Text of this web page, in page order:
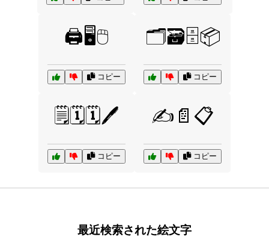
🖨️🖥️🖱️
コピー
🗂️🗃️🗄️📦
コピー
🗒️🗓️🗓️🖊️
コピー
✍️📄📋
コピー
最近検索された絵文字